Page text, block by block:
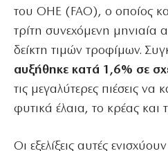
του ΟΗΕ (FAO), ο οποίος
τρίτη συνεχόμενη μηνιαία
δείκτη τιμών τροφίμων.
αυξήθηκε κατά 1,6% σε
τις μεγαλύτερες πιέσεις να
φυτικά έλαια, το κρέας και
Οι εξελίξεις αυτές